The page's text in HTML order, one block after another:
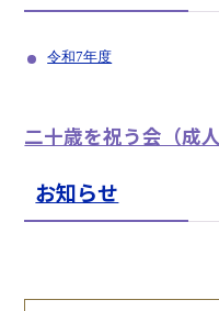
令和7年度
二十歳を祝う会（成
お知らせ